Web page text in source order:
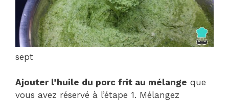
sept
Ajouter l’huile du porc frit au mélange que
vous avez réservé à l’étape 1. Mélangez